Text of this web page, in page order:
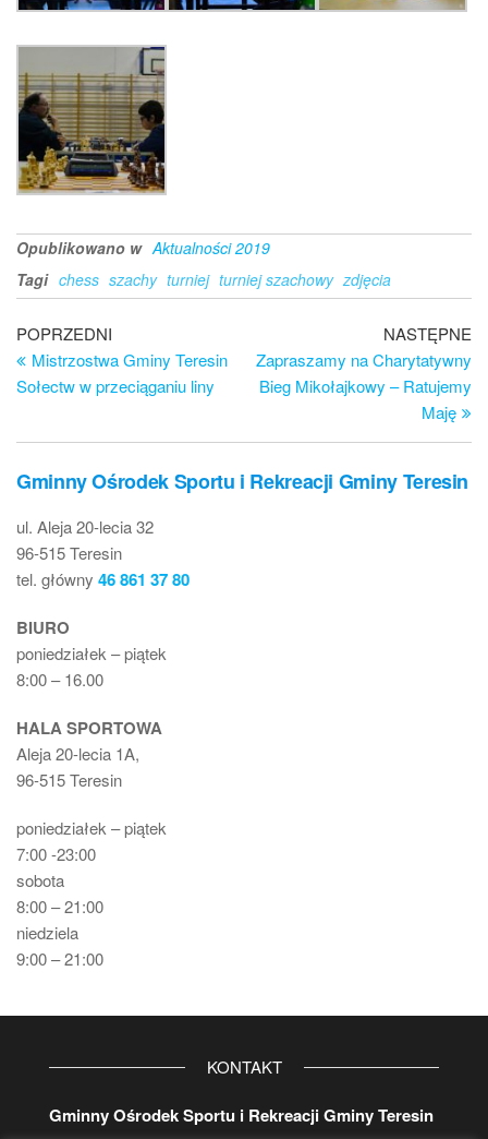
Opublikowano w Aktualności 2019
Tagi chess szachy turniej turniej szachowy zdjęcia
Nawigacja
wpisu
Poprzedni
wpis
POPRZEDNI
Mistrzostwa Gminy Teresin
Sołectw w przeciąganiu liny
NASTĘPNE
Zapraszamy na Charytatywny
Bieg Mikołajkowy – Ratujemy
Maję
Gminny Ośrodek Sportu i Rekreacji Gminy Teresin
ul. Aleja 20-lecia 32
96-515 Teresin
tel. główny 46 861 37 80
BIURO
poniedziałek – piątek
8:00 – 16.00
HALA SPORTOWA
Aleja 20-lecia 1A,
96-515 Teresin
poniedziałek – piątek
7:00 -23:00
sobota
8:00 – 21:00
niedziela
9:00 – 21:00
KONTAKT
Gminny Ośrodek Sportu i Rekreacji Gminy Teresin